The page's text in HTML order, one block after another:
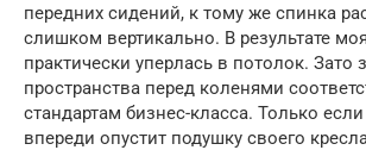
передних сидений, к тому же спинка
слишком вертикально. В результате
практически уперлась в потолок. Зато
пространства перед коленями
стандартам бизнес-класса. Только
впереди опустит подушку своего